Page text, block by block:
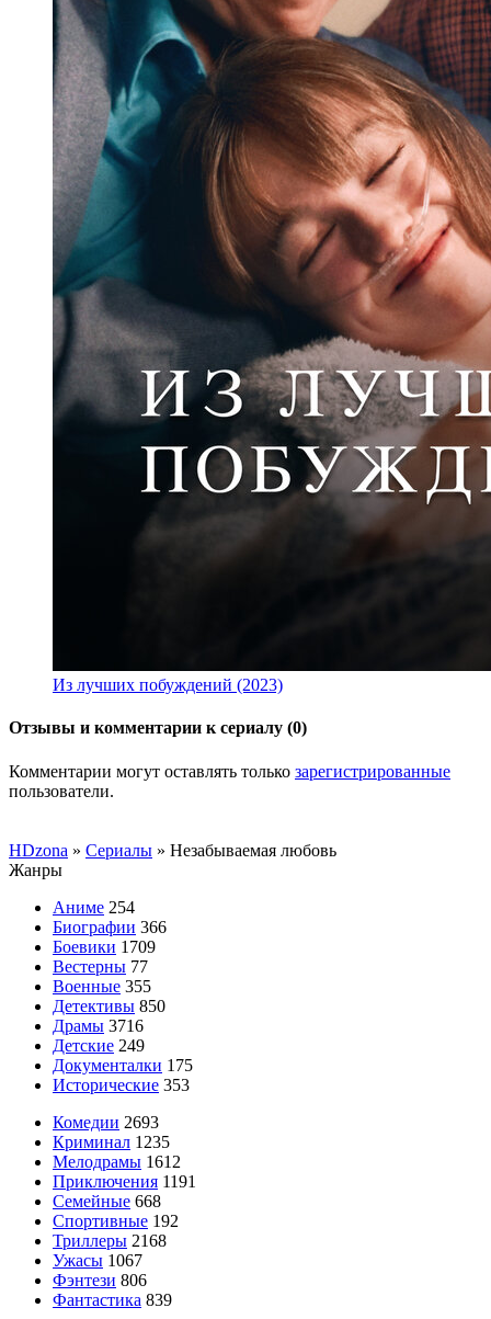
Из лучших побуждений (2023)
Отзывы и комментарии к сериалу (0)
Комментарии могут оставлять только зарегистрированные
пользователи.
HDzona » Сериалы » Незабываемая любовь
Жанры
Аниме 254
Биографии 366
Боевики 1709
Вестерны 77
Военные 355
Детективы 850
Драмы 3716
Детские 249
Документалки 175
Исторические 353
Комедии 2693
Криминал 1235
Мелодрамы 1612
Приключения 1191
Семейные 668
Спортивные 192
Триллеры 2168
Ужасы 1067
Фэнтези 806
Фантастика 839